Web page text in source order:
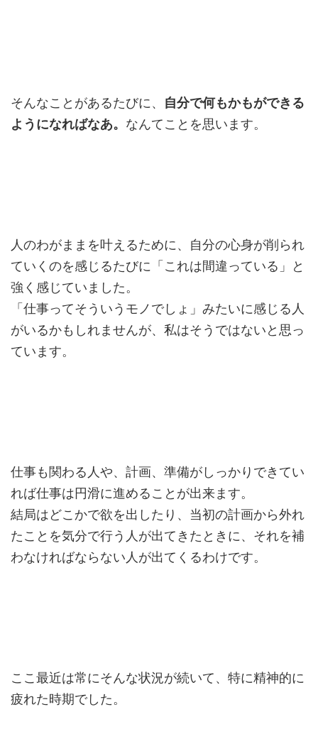
そんなことがあるたびに、 自分で何もかもができる
ようになればなあ。 なんてことを思います。
人のわがままを叶えるために、自分の心身が削られ
ていくのを感じるたびに「これは間違っている」と
強く感じていました。
「仕事ってそういうモノでしょ」みたいに感じる人
がいるかもしれませんが、私はそうではないと思っ
ています。
仕事も関わる人や、計画、準備がしっかりできてい
れば仕事は円滑に進めることが出来ます。
結局はどこかで欲を出したり、当初の計画から外れ
たことを気分で行う人が出てきたときに、それを補
わなければならない人が出てくるわけです。
ここ最近は常にそんな状況が続いて、特に精神的に
疲れた時期でした。